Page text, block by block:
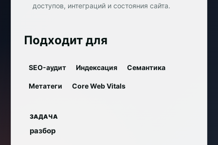
доступов, интеграций и состояния сайта.
Подходит для
SEO-аудит Индексация Семантика
Метатеги Core Web Vitals
ЗАДАЧА
разбор